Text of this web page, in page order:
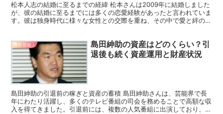
松本人志の結婚に至るまでの経緯 松本さんは2009年に結婚しました
が、彼の結婚に至るまでには多くの恋愛経験があったと言われていま
す。彼は独身時代に様々な女性との交際を重ね、その中で愛と絆の大
男性芸能人
島田紳助の資産はどのくらい？引
退後も続く資産運用と財産状況
島田紳助の引退前の稼ぎと資産の蓄積 島田紳助さんは、芸能界で長
年にわたり活躍し、多くのテレビ番組の司会を務めることで高額な収
入を得てきました。引退前には、複数の人気番組に出演しており、そ